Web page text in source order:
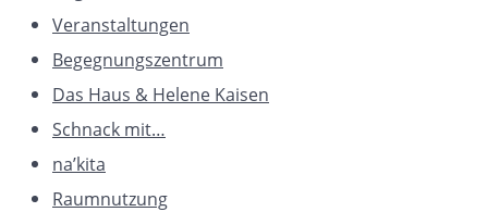
Veranstaltungen
Begegnungszentrum
Das Haus & Helene Kaisen
Schnack mit…
na’kita
Raumnutzung